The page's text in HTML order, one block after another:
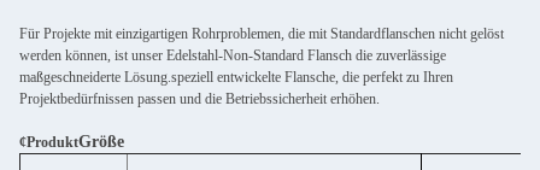
Für Projekte mit einzigartigen Rohrproblemen, die mit Standardflanschen nicht gelöst
werden können, ist unser Edelstahl-Non-Standard Flansch die zuverlässige
maßgeschneiderte Lösung.speziell entwickelte Flansche, die perfekt zu Ihren
Projektbedürfnissen passen und die Betriebssicherheit erhöhen.
¢ProduktGröße